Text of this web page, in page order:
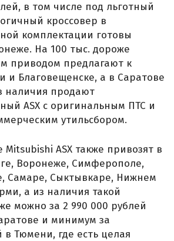
в том числе под льготный
кроссовер в
комплектации готовы
На 100 тыс. дороже
приводом предлагают к
и Благовещенске, а в Саратове
наличия продают
ASX с оригинальным ПТС и
утильсбором.
Mitsubishi ASX также привозят в
Воронеже, Симферополе,
Самаре, Сыктывкаре, Нижнем
а из наличия такой
можно за 2 990 000 рублей
и минимум за
в Тюмени, где есть целая